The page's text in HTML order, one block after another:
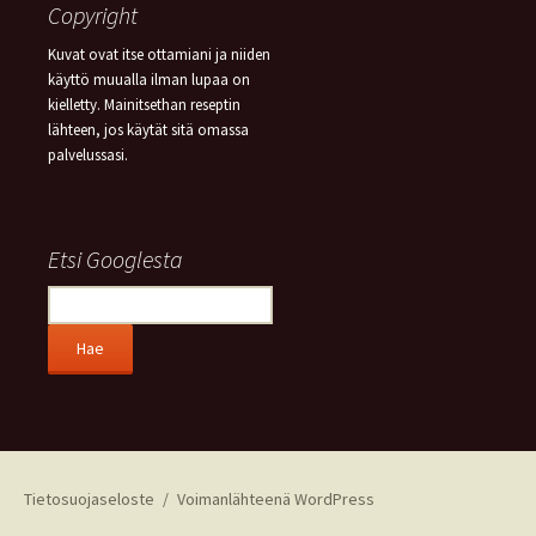
Copyright
Kuvat ovat itse ottamiani ja niiden
käyttö muualla ilman lupaa on
kielletty. Mainitsethan reseptin
lähteen, jos käytät sitä omassa
palvelussasi.
Etsi Googlesta
Tietosuojaseloste Voimanlähteenä WordPress